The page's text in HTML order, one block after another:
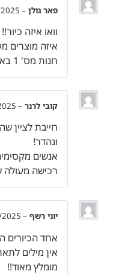
פאר גולן –
וואו איזה כיור!!
איזה מוצרים
חנות מס' 1 בארץ!!!
קובי לרנר –
חייבת לציין
ונהדר!
אנשים
רכישה מעולה
יוני רשף –
אחד הכיורים
אין מילים
מומלץ מאוד!!